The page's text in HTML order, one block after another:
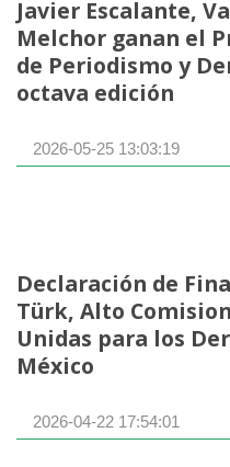
Javier Escalante,
Melchor ganan el
de Periodismo y
octava edición
2026-05-25 13:03:19
Declaración de
Türk, Alto
Unidas para los
México
2026-04-22 17:54:01